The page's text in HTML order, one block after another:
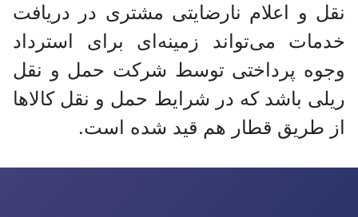
نقل و اعلام نارضایتی مشتری در دریافت
خدمات می‌تواند زمینه‌ای برای استرداد
وجوه پرداختی توسط شرکت حمل و نقل
ریلی باشد که در شرایط حمل و نقل کالا‌ها
از طریق قطار هم قید شده است.